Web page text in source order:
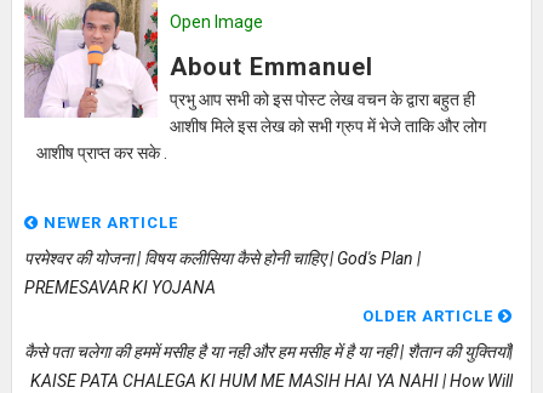
Open Image
About Emmanuel
प्रभु आप सभी को इस पोस्ट लेख वचन के द्वारा बहुत ही
आशीष मिले इस लेख को सभी ग्रुप में भेजे ताकि और लोग
आशीष प्राप्त कर सके .
NEWER ARTICLE
परमेश्वर की योजना | विषय कलीसिया कैसे होनी चाहिए | God's Plan |
PREMESAVAR KI YOJANA
OLDER ARTICLE
कैसे पता चलेगा की हममें मसीह है या नही और हम मसीह में है या नही | शैतान की युक्तियाँ|
KAISE PATA CHALEGA KI HUM ME MASIH HAI YA NAHI | How Will